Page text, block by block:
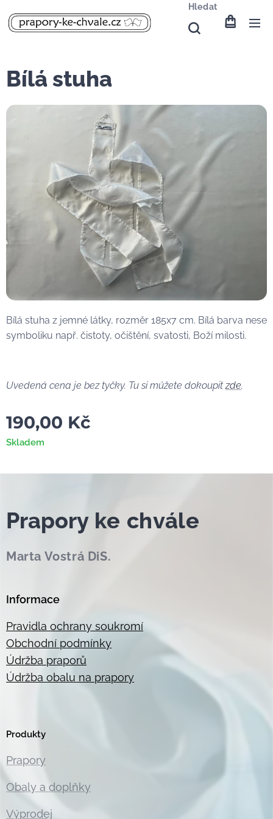
Hledat
Bílá stuha
Bílá stuha z jemné látky, rozměr 185x7 cm. Bílá barva nese
symboliku např. čistoty, očištění, svatosti, Boží milosti.
Uvedená cena je bez tyčky. Tu si můžete dokoupitzde.
190,00 Kč
Skladem
Prapory ke chvále
Marta Vostrá DiS.
Informace
Pravidla ochrany soukromí
Obchodní podmínky
Údržba praporů
Údržba obalu na prapory
Produkty
Prapory
Obaly a doplňky
Výprodej